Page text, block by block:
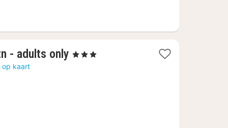
- adults only 1
, 3 Sterren
op kaart